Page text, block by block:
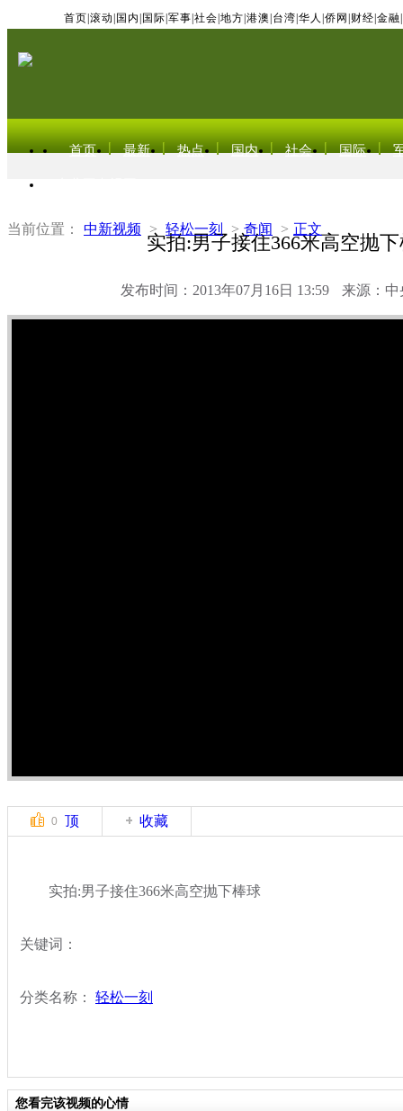
首页 滚动 国内 国际 军事 社会 地方 港澳 台湾 华人 侨网 财经 金融
首页 最新 热点 国内 社会 国际
当前位置： 中新视频 > 轻松一刻 > 奇闻 > 正文
实拍:男子接住366米高空抛
发布时间：2013年07月16日 13:59 来源：中
0 顶 收藏
实拍:男子接住366米高空抛下棒球
关键词：
分类名称： 轻松一刻
您看完该视频的心情